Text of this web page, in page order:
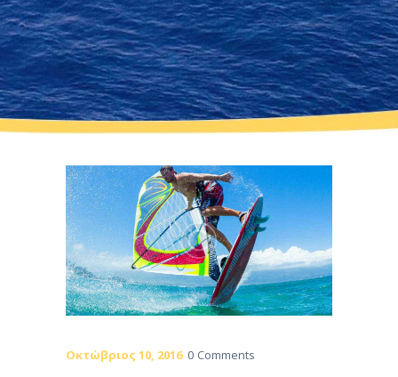
Οκτώβριος 10, 2016 0 Comments